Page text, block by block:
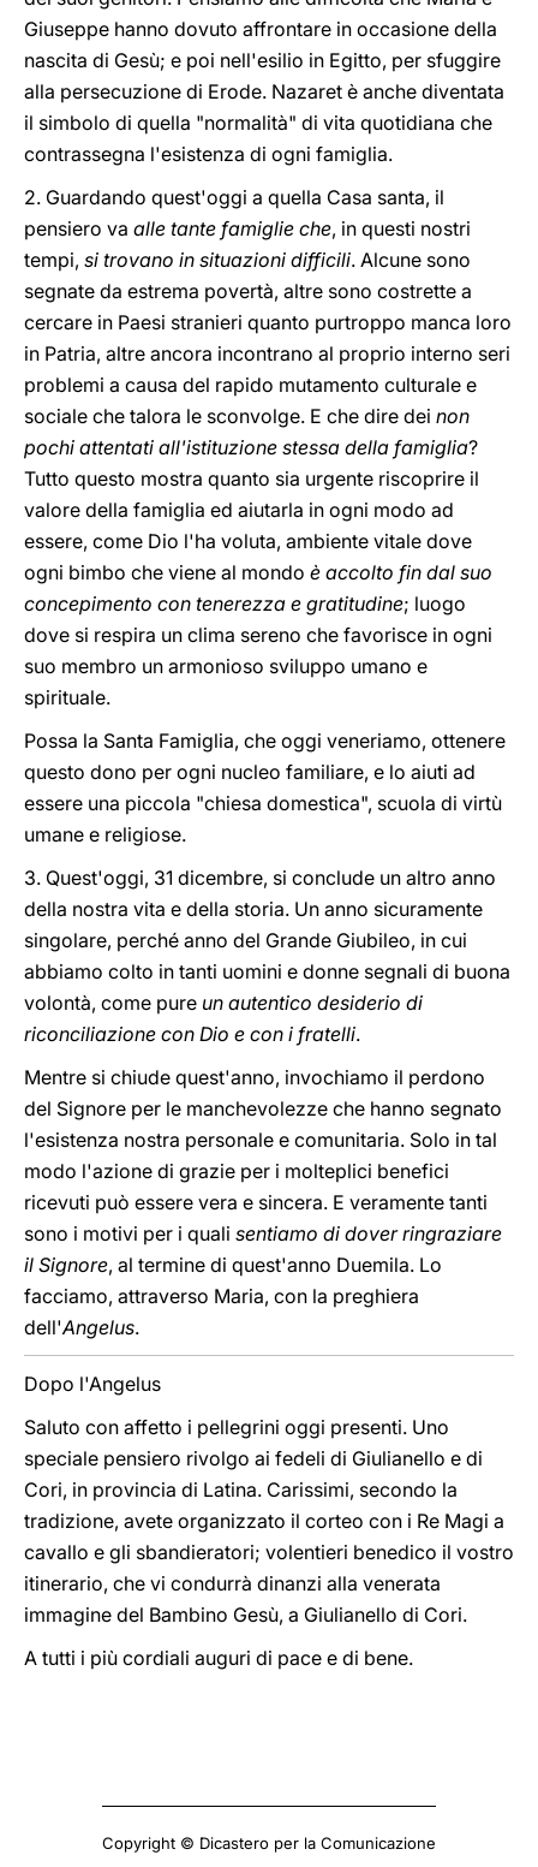
Giuseppe hanno dovuto affrontare in occasione della
nascita di Gesù; e poi nell'esilio in Egitto, per sfuggire
alla persecuzione di Erode. Nazaret è anche diventata
il simbolo di quella "normalità" di vita quotidiana che
contrassegna l'esistenza di ogni famiglia.
2. Guardando quest'oggi a quella Casa santa, il
pensiero va alle tante famiglie che, in questi nostri
tempi, si trovano in situazioni difficili. Alcune sono
segnate da estrema povertà, altre sono costrette a
cercare in Paesi stranieri quanto purtroppo manca loro
in Patria, altre ancora incontrano al proprio interno seri
problemi a causa del rapido mutamento culturale e
sociale che talora le sconvolge. E che dire dei non
pochi attentati all'istituzione stessa della famiglia?
Tutto questo mostra quanto sia urgente riscoprire il
valore della famiglia ed aiutarla in ogni modo ad
essere, come Dio l'ha voluta, ambiente vitale dove
ogni bimbo che viene al mondo è accolto fin dal suo
concepimento con tenerezza e gratitudine; luogo
dove si respira un clima sereno che favorisce in ogni
suo membro un armonioso sviluppo umano e
spirituale.
Possa la Santa Famiglia, che oggi veneriamo, ottenere
questo dono per ogni nucleo familiare, e lo aiuti ad
essere una piccola "chiesa domestica", scuola di virtù
umane e religiose.
3. Quest'oggi, 31 dicembre, si conclude un altro anno
della nostra vita e della storia. Un anno sicuramente
singolare, perché anno del Grande Giubileo, in cui
abbiamo colto in tanti uomini e donne segnali di buona
volontà, come pure un autentico desiderio di
riconciliazione con Dio e con i fratelli.
Mentre si chiude quest'anno, invochiamo il perdono
del Signore per le manchevolezze che hanno segnato
l'esistenza nostra personale e comunitaria. Solo in tal
modo l'azione di grazie per i molteplici benefici
ricevuti può essere vera e sincera. E veramente tanti
sono i motivi per i quali sentiamo di dover ringraziare
il Signore, al termine di quest'anno Duemila. Lo
facciamo, attraverso Maria, con la preghiera
dell'Angelus.
Dopo l'Angelus
Saluto con affetto i pellegrini oggi presenti. Uno
speciale pensiero rivolgo ai fedeli di Giulianello e di
Cori, in provincia di Latina. Carissimi, secondo la
tradizione, avete organizzato il corteo con i Re Magi a
cavallo e gli sbandieratori; volentieri benedico il vostro
itinerario, che vi condurrà dinanzi alla venerata
immagine del Bambino Gesù, a Giulianello di Cori.
A tutti i più cordiali auguri di pace e di bene.
Copyright © Dicastero per la Comunicazione